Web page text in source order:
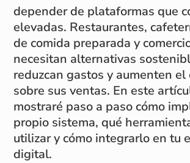
depender de plataformas que
elevadas. Restaurantes,
de comida preparada y
necesitan alternativas
reduzcan gastos y aumenten
sobre sus ventas. En este
mostraré paso a paso cómo
propio sistema, qué
utilizar y cómo integrarlo en tu
digital.